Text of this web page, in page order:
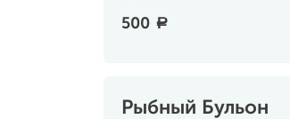
500 a
Рыбный Бульон